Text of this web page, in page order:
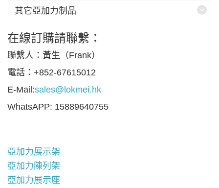
其它亞加力制品
在線訂購請聯繫：
聯繫人：黃生（Frank）
電話：+852-67615012
E-Mail:sales@lokmei.hk
WhatsAPP: 15889640755
亞加力展示架
亞加力陳列架
亞加力展示座